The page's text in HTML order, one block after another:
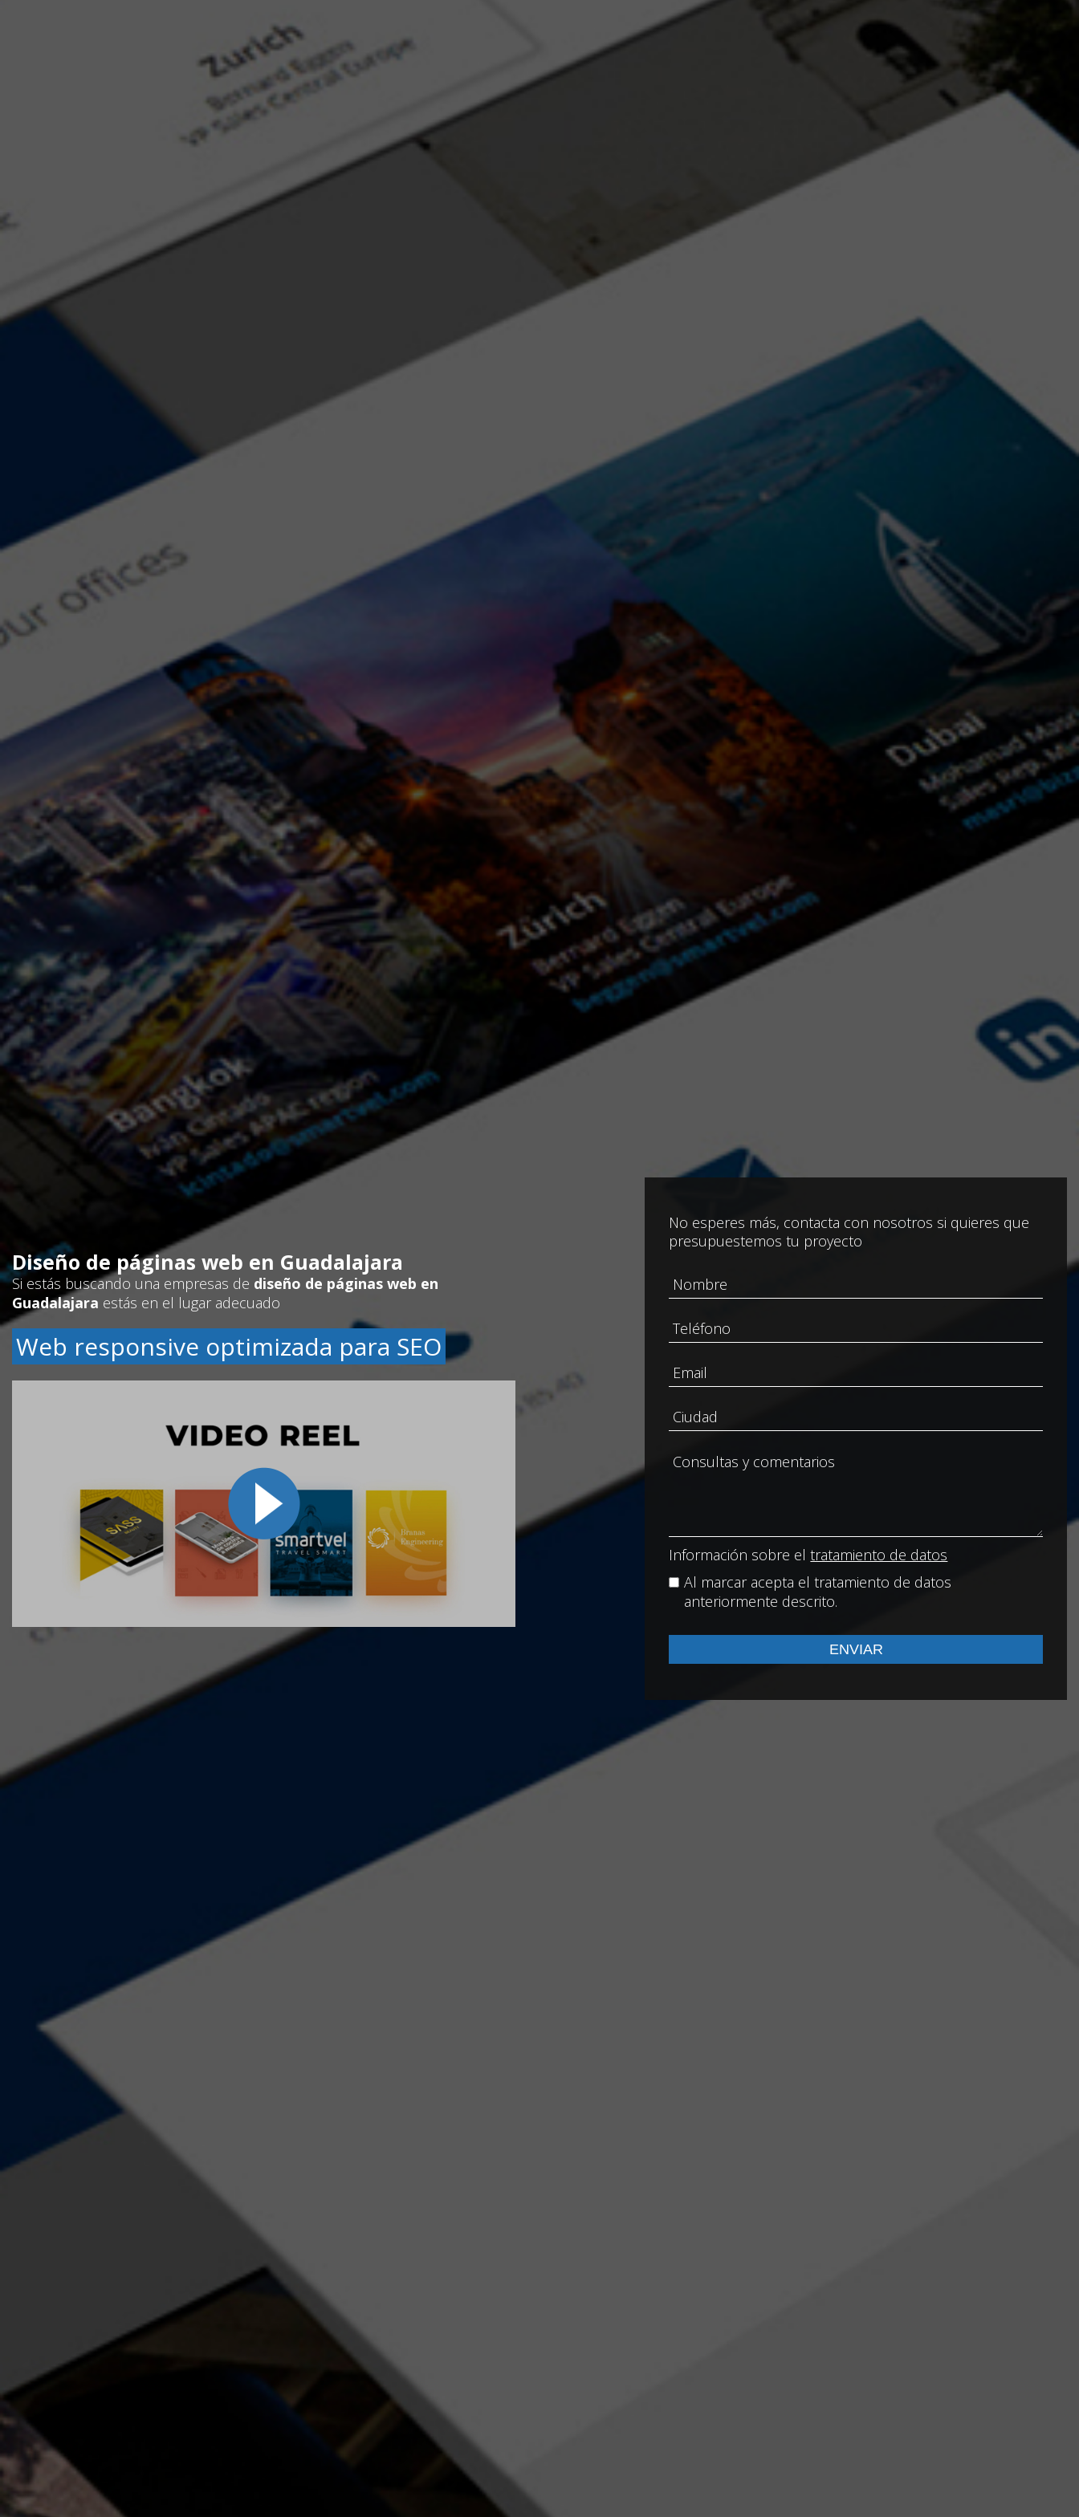
Diseño de páginas web en Guadalajara
Si estás buscando una empresas de diseño de páginas web en
Guadalajara estás en el lugar adecuado
Web responsive optimizada para SEO
No esperes más, contacta con nosotros si quieres que
presupuestemos tu proyecto
Información sobre eltratamiento de datos
Al marcar acepta el tratamiento de datos
anteriormente descrito.